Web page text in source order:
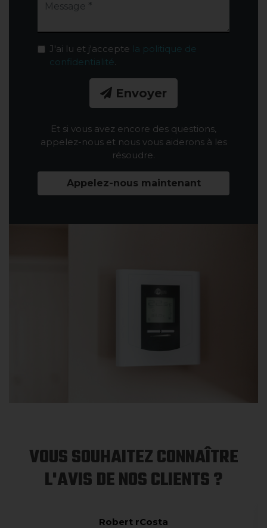
J'ai lu et j'accepte la politique de
confidentialité.
Envoyer
Et si vous avez encore des questions,
appelez-nous et nous vous aiderons à les
résoudre.
Appelez-nous maintenant
VOUS SOUHAITEZ CONNAÎTRE
L'AVIS DE NOS CLIENTS ?
Robert rCosta